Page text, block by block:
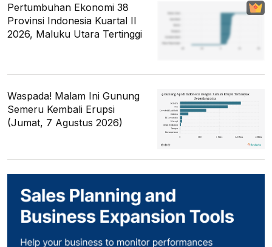
Pertumbuhan Ekonomi 38
Provinsi Indonesia Kuartal II
2026, Maluku Utara Tertinggi
Waspada! Malam Ini Gunung
Semeru Kembali Erupsi
(Jumat, 7 Agustus 2026)